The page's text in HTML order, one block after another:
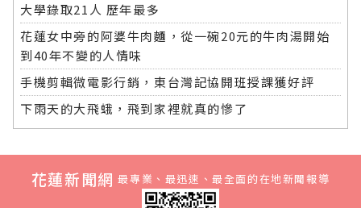
大學錄取21人 歷年最多
花蓮女中旁的阿婆牛肉麵，從一碗20元的牛肉湯開始
到40年不變的人情味
手機剪輯微電影行銷，東台灣記協開班授課獲好評
下雨天的大飛蛾，飛到家裡就真的慘了
花蓮新聞網 最專業、最迅速、最全面的在地新聞報導